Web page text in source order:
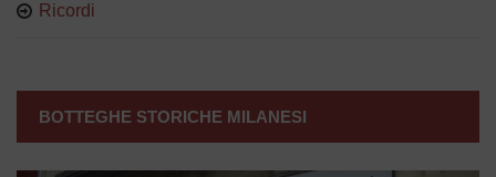
Ricordi
BOTTEGHE STORICHE MILANESI